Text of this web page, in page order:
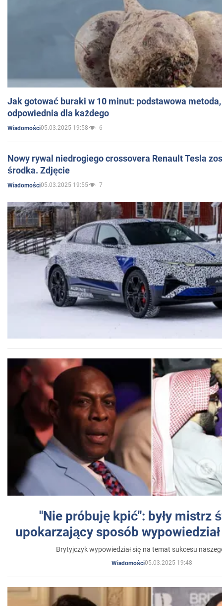
Jak gotować buraki w 10 minut: podstawowa
odpowiednia dla każdego
Wiadomości05.03.2025 19:58 6
Nowy rywal niedrogiego crossovera Renault Tesla
środka. Zdjęcie
Wiadomości05.03.2025 19:55 7
"Nie próbuję kpić": były mistrz
upokarzający sposób
Brytyjczyk wypowiedział się na temat sukcesu
Wiadomości05.03.2025 19:48